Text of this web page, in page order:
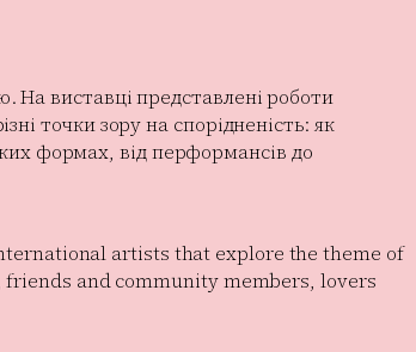
На виставці представлені роботи
точки зору на спорідненість: як
формах, від перформансів до
artists that explore the theme of
and community members, lovers